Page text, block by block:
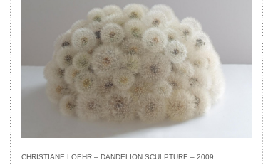
CHRISTIANE LOEHR – DANDELION SCULPTURE – 2009